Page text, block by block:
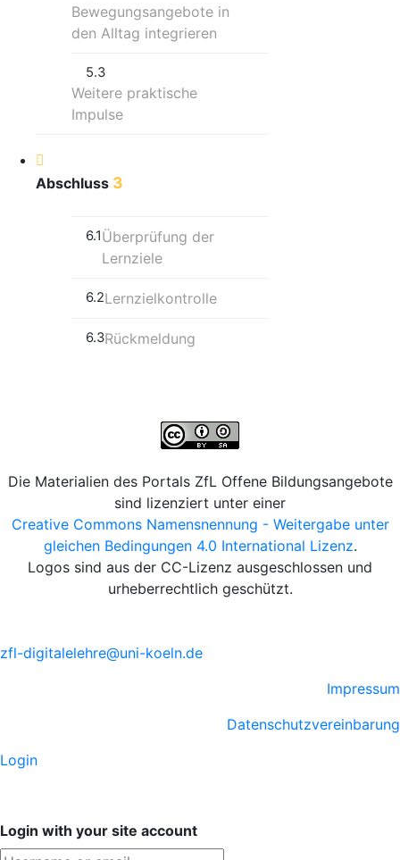
Bewegungsangebote in
den Alltag integrieren
5.3
Weitere praktische
Impulse
Abschluss 3
6.1Überprüfung der
Lernziele
6.2Lernzielkontrolle
6.3Rückmeldung
Die Materialien des Portals ZfL Offene Bildungsangebote
sind lizenziert unter einer
Creative Commons Namensnennung - Weitergabe unter
gleichen Bedingungen 4.0 International Lizenz.
Logos sind aus der CC-Lizenz ausgeschlossen und
urheberrechtlich geschützt.
zfl-digitalelehre@uni-koeln.de
Impressum
Datenschutzvereinbarung
Login
Login with your site account